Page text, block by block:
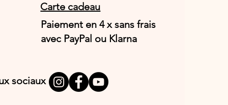
Carte cadeau
Paiement en 4 x sans frais
avec PayPal ou Klarna
sociaux